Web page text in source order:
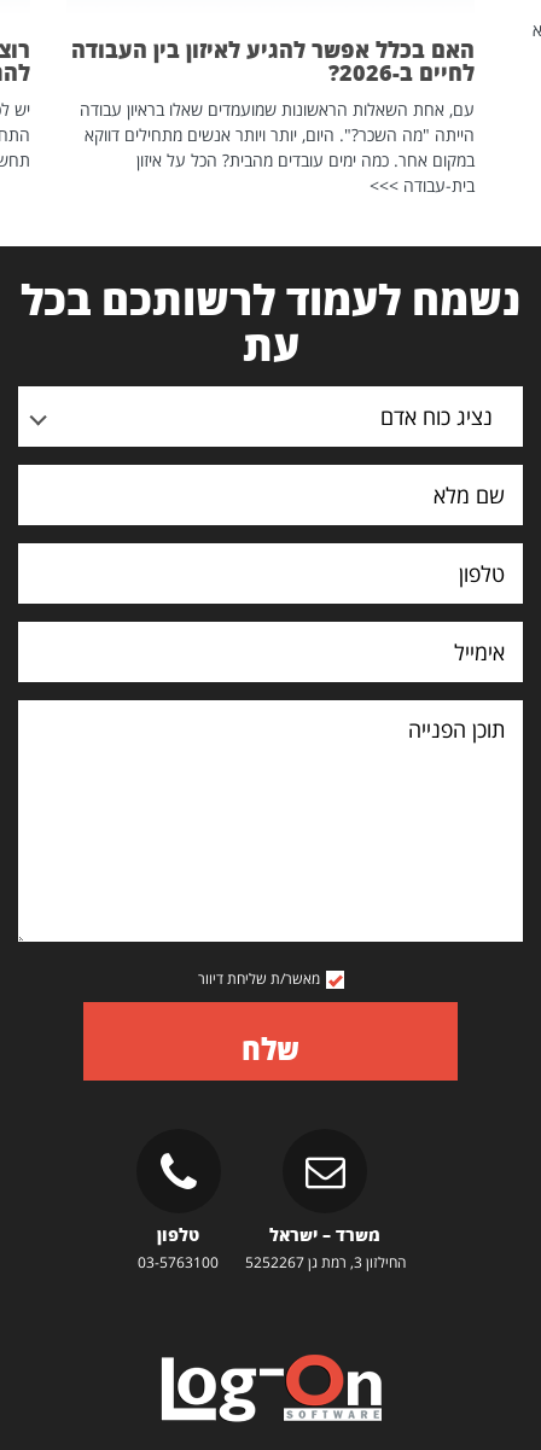
האם בכלל אפשר להגיע לאיזון בין העבודה
לחיים ב-2026?
עם, אחת השאלות הראשונות שמועמדים שאלו בראיון עבודה
הייתה "מה השכר?". היום, יותר ויותר אנשים מתחילים דווקא
במקום אחר. כמה ימים עובדים מהבית? הכל על איזון
בית-עבודה >>>
יש
נשמח לעמוד לרשותכם בכל
עת
נציג כוח אדם
תוכן
הפנייה
מאשר/ת שליחת דיוור
שלח
משרד – ישראל
החילזון 3, רמת גן 5252267
טלפון
03-5763100